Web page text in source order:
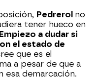
Pedrerol no
tener hueco en
a dudar si
el estado de
que es el
a pesar de que a
esa demarcación.